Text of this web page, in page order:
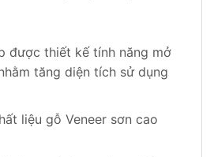
được thiết kế tính năng mở
tăng diện tích sử dụng
liệu gỗ Veneer sơn cao